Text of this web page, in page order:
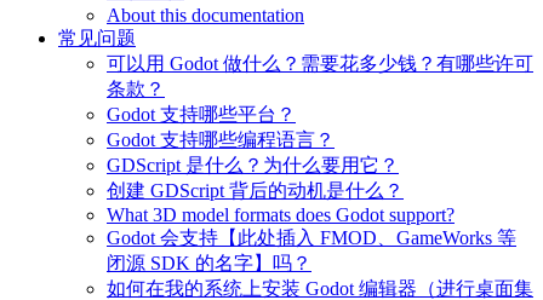
About this documentation
常见问题
可以用 Godot 做什么？需要花多少钱？有哪些许可
条款？
Godot 支持哪些平台？
Godot 支持哪些编程语言？
GDScript 是什么？为什么要用它？
创建 GDScript 背后的动机是什么？
What 3D model formats does Godot support?
Godot 会支持【此处插入 FMOD、GameWorks 等
闭源 SDK 的名字】吗？
如何在我的系统上安装 Godot 编辑器（进行桌面集